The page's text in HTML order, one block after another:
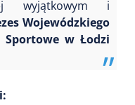
wyjątkowym i
Wojewódzkiego
Sportowe w Łodzi